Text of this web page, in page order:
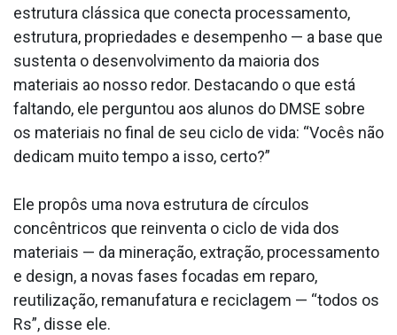
estrutura clássica que conecta processamento,
estrutura, propriedades e desempenho — a base que
sustenta o desenvolvimento da maioria dos
materiais ao nosso redor. Destacando o que está
faltando, ele perguntou aos alunos do DMSE sobre
os materiais no final de seu ciclo de vida: “Vocês não
dedicam muito tempo a isso, certo?”
Ele propôs uma nova estrutura de círculos
concêntricos que reinventa o ciclo de vida dos
materiais — da mineração, extração, processamento
e design, a novas fases focadas em reparo,
reutilização, remanufatura e reciclagem — “todos os
Rs”, disse ele.